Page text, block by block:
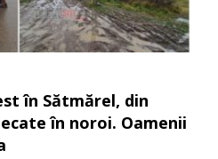
în Sătmărel, din
în noroi. Oamenii